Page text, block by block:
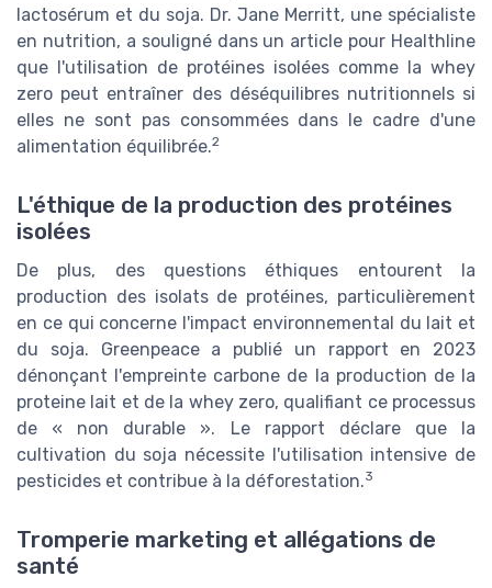
lactosérum et du soja. Dr. Jane Merritt, une spécialiste
en nutrition, a souligné dans un article pour Healthline
que l'utilisation de protéines isolées comme la whey
zero peut entraîner des déséquilibres nutritionnels si
elles ne sont pas consommées dans le cadre d'une
alimentation équilibrée.2
L'éthique de la production des protéines
isolées
De plus, des questions éthiques entourent la
production des isolats de protéines, particulièrement
en ce qui concerne l'impact environnemental du lait et
du soja. Greenpeace a publié un rapport en 2023
dénonçant l'empreinte carbone de la production de la
proteine lait et de la whey zero, qualifiant ce processus
de « non durable ». Le rapport déclare que la
cultivation du soja nécessite l'utilisation intensive de
pesticides et contribue à la déforestation.3
Tromperie marketing et allégations de
santé